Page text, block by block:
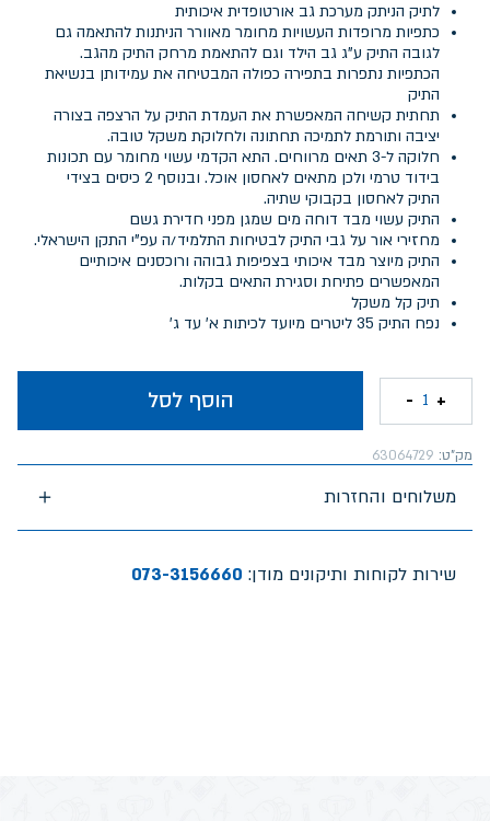
לתיק הניתק מערכת גב אורטופדית איכותית
כתפיות מרופדות העשויות מחומר מאוורר הניתנות להתאמה גם
לגובה התיק ע"ג גב הילד וגם להתאמת מרחק התיק מהגב.
הכתפיות נתפרות בתפירה כפולה המבטיחה את עמידותן בנשיאת
התיק
תחתית קשיחה המאפשרת את העמדת התיק על הרצפה בצורה
יציבה ותורמת לתמיכה תחתונה ולחלוקת משקל טובה.
חלוקה ל-3 תאים מרווחים. התא הקדמי עשוי מחומר עם תכונות
בידוד טרמי ולכן מתאים לאחסון אוכל. ובנוסף 2 כיסים בצידי
התיק לאחסון בקבוקי שתיה.
התיק עשוי מבד דוחה מים שמגן מפני חדירת גשם
מחזירי אור על גבי התיק לבטיחות התלמיד/ה עפ"י התקן הישראלי.
התיק מיוצר מבד איכותי בצפיפות גבוהה ורוכסנים איכותיים
המאפשרים פתיחת וסגירת התאים בקלות.
תיק קל משקל
נפח התיק 35 ליטרים מיועד לכיתות א' עד ג'
הוסף לסל +
1
-
מק"ט: 63064729
משלוחים והחזרות
שירות לקוחות ותיקונים מודן: 073-3156660